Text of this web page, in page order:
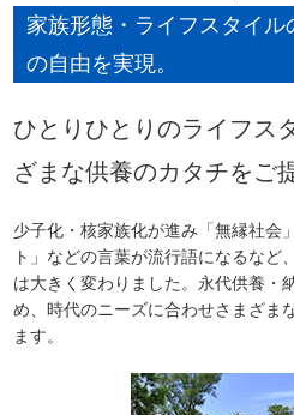
家族形態・ライフスタイ
の自由を実現。
ひとりひとりのライフス
ざまな供養のカタチをご
少子化・核家族化が進み「無縁社会
ト」などの言葉が流行語になるなど
は大きく変わりました。永代供養・
め、時代のニーズに合わせさまざま
ます。